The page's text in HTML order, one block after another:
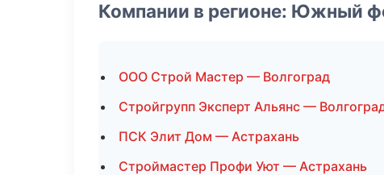
Компании в регионе: Южный
ООО Строй Мастер — Волгоград
Стройгрупп Эксперт Альянс —
ПСК Элит Дом — Астрахань
Строймастер Профи Уют — Астрахань